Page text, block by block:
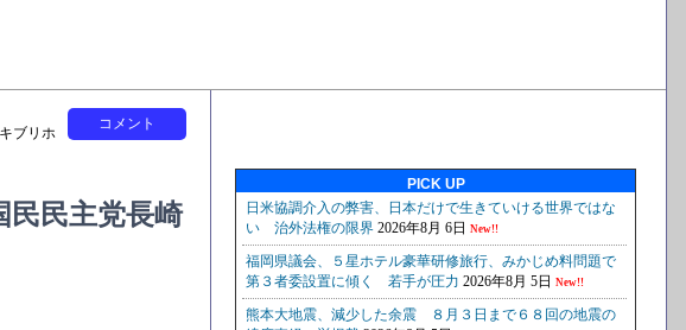
コメント
ブリホ
民民主党長崎
PICK UP